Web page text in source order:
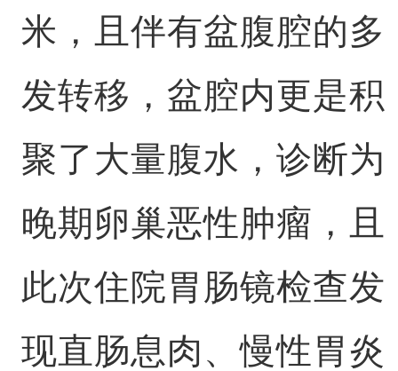
米，且伴有盆腹腔的多
发转移，盆腔内更是积
聚了大量腹水，诊断为
晚期卵巢恶性肿瘤，且
此次住院胃肠镜检查发
现直肠息肉、慢性胃炎